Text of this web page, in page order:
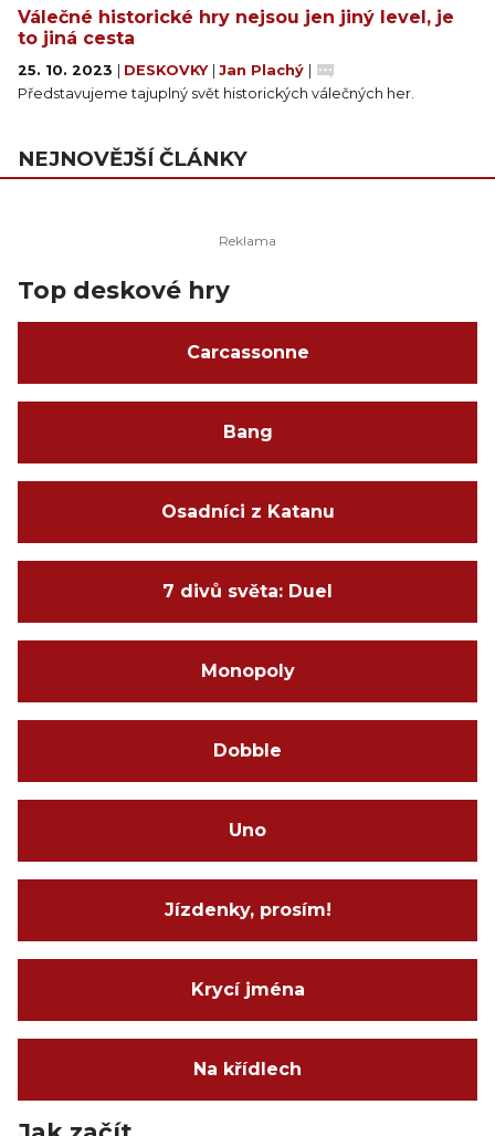
Válečné historické hry nejsou jen jiný level, je
to jiná cesta
25. 10. 2023 DESKOVKY Jan Plachý
Představujeme tajuplný svět historických válečných her.
NEJNOVĚJŠÍ ČLÁNKY
Top deskové hry
Carcassonne
Bang
Osadníci z Katanu
7 divů světa: Duel
Monopoly
Dobble
Uno
Jízdenky, prosím!
Krycí jména
Na křídlech